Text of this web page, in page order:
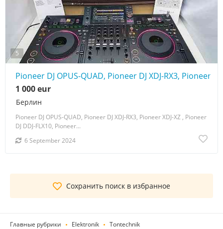
5
Pioneer DJ OPUS-QUAD, Pioneer DJ XDJ-RX3, Pioneer
Берлин
1 000 eur
Pioneer DJ OPUS-QUAD, Pioneer DJ XDJ-RX3, Pioneer XDJ-XZ , Pioneer
DJ DDJ-FLX10, Pioneer...
6 September 2024
Сохранить поиск в избранное
Главные рубрики Elektronik Tontechnik